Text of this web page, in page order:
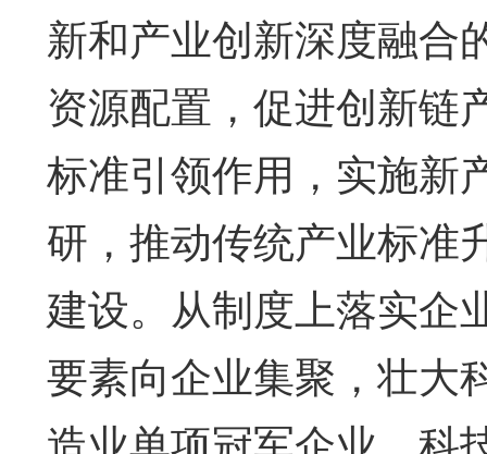
新和产业创新深度融合
资源配置，促进创新链
标准引领作用，实施新
研，推动传统产业标准
建设。从制度上落实企
要素向企业集聚，壮大
造业单项冠军企业、科